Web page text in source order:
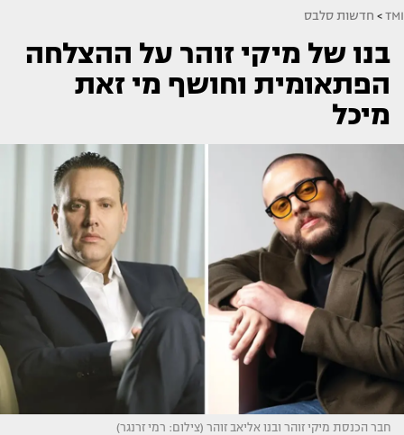
TMI
> חדשות סלבס
בנו של מיקי זוהר על ההצלחה
הפתאומית וחושף מי זאת
מיכל
חבר הכנסת מיקי זוהר ובנו אליאב זוהר (צילום: רמי זרנגר)